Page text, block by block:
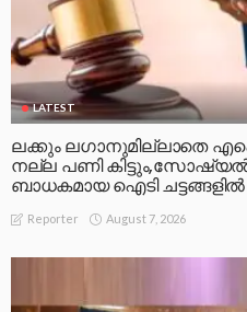
LATEST
ലക്കും ലഗാനുമില്ലാതെ
നല്ല പണി
ബാധകമായ ഐടി ചട്ടങ്ങളില്‍
Reporter August 7, 2026